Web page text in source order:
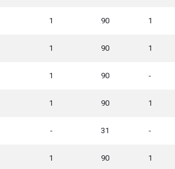
1 90 1
1 90 1
1 90 -
1 90 1
- 31 -
1 90 1